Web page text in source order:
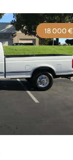
18 000 €